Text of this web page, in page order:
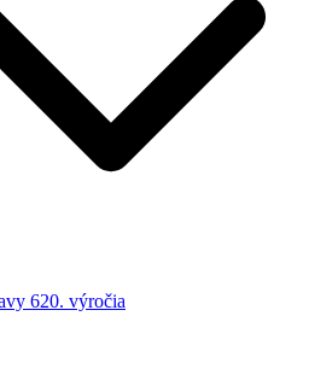
620. výročia